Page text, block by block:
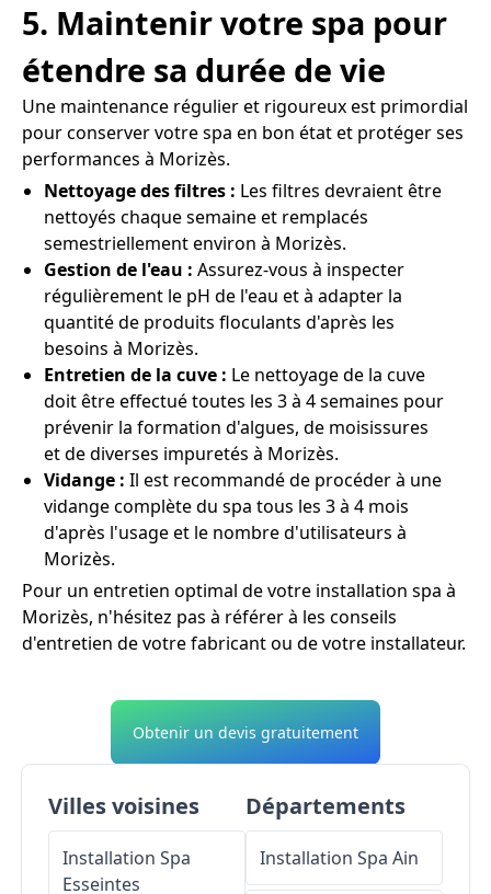
5. Maintenir votre spa pour
étendre sa durée de vie
Une maintenance régulier et rigoureux est primordial
pour conserver votre spa en bon état et protéger ses
performances à Morizès.
Nettoyage des filtres : Les filtres devraient être
nettoyés chaque semaine et remplacés
semestriellement environ à Morizès.
Gestion de l'eau : Assurez-vous à inspecter
régulièrement le pH de l'eau et à adapter la
quantité de produits floculants d'après les
besoins à Morizès.
Entretien de la cuve : Le nettoyage de la cuve
doit être effectué toutes les 3 à 4 semaines pour
prévenir la formation d'algues, de moisissures
et de diverses impuretés à Morizès.
Vidange : Il est recommandé de procéder à une
vidange complète du spa tous les 3 à 4 mois
d'après l'usage et le nombre d'utilisateurs à
Morizès.
Pour un entretien optimal de votre installation spa à
Morizès, n'hésitez pas à référer à les conseils
d'entretien de votre fabricant ou de votre installateur.
Obtenir un devis gratuitement
Villes voisines
Installation Spa
Esseintes
Départements
Installation Spa Ain